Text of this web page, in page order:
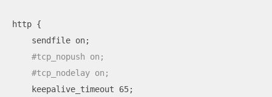
http {
    sendfile on;
#tcp_nopush on;
#tcp_nodelay on;
    keepalive_timeout 65;